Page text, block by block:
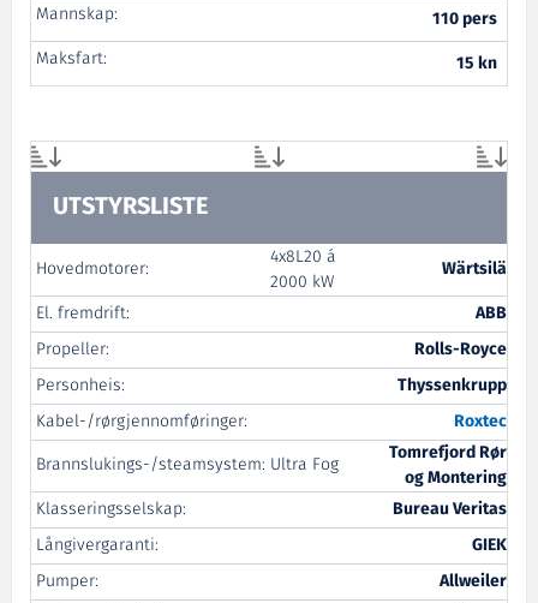
Mannskap:
110 pers
Maksfart:
15 kn
UTSTYRSLISTE
Hovedmotorer:
4x8L20 á
2000 kW
Wärtsilä
El. fremdrift:
ABB
Propeller:
Rolls-Royce
Personheis:
Thyssenkrupp
Kabel-/rørgjennomføringer:
Roxtec
Brannslukings-/steamsystem: Ultra Fog
Tomrefjord Rør
og Montering
Klasseringsselskap:
Bureau Veritas
Långivergaranti:
GIEK
Pumper:
Allweiler